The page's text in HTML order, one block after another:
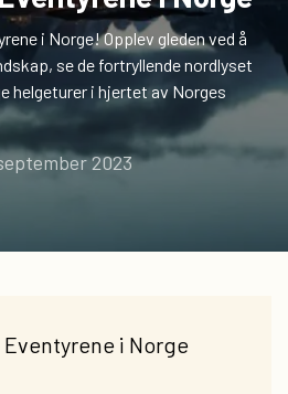
i Norge! Opplev gleden ved å
se de fortryllende nordlyset
helgeturer i hjertet av Norges
2023
i Norge